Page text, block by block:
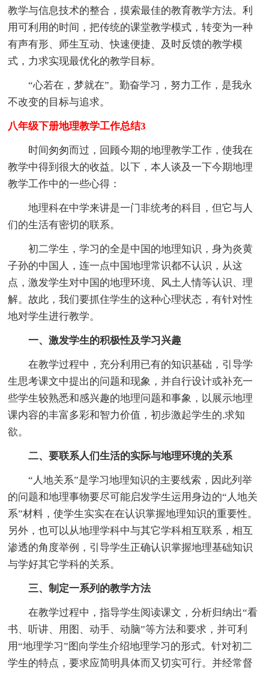
教学与信息技术的整合，摸索最佳的教育教学方法。利
用可利用的时间，把传统的课堂教学模式，转变为一种
有声有形、师生互动、快速便捷、及时反馈的教学模
式，力求实现最优化的教学目标。
“心若在，梦就在”。勤奋学习，努力工作，是我永
不改变的目标与追求。
八年级下册地理教学工作总结3
时间匆匆而过，回顾今期的地理教学工作，使我在
教学中得到很大的收益。以下，本人谈及一下今期地理
教学工作中的一些心得：
地理科在中学来讲是一门非统考的科目，但它与人
们的生活有密切的联系。
初二学生，学习的全是中国的地理知识，身为炎黄
子孙的中国人，连一点中国地理常识都不认识，从这
点，激发学生对中国的地理环境、风土人情等认识、理
解。故此，我们要抓住学生的这种心理状态，有针对性
地对学生进行教学。
一、激发学生的积极性及学习兴趣
在教学过程中，充分利用已有的知识基础，引导学
生思考课文中提出的问题和现象，并自行设计或补充一
些学生较熟悉和感兴趣的地理问题和事象，以展示地理
课内容的丰富多彩和智力价值，初步激起学生的.求知
欲。
二、要联系人们生活的实际与地理环境的关系
“人地关系”是学习地理知识的主要线索，因此列举
的问题和地理事物要尽可能启发学生运用身边的“人地关
系”材料，使学生实实在在认识掌握地理知识的重要性。
另外，也可以从地理学科中与其它学科相互联系，相互
渗透的角度举例，引导学生正确认识掌握地理基础知识
与学好其它学科的关系。
三、制定一系列的教学方法
在教学过程中，指导学生阅读课文，分析归纳出“看
书、听讲、用图、动手、动脑”等方法和要求，并可利
用“地理学习”图向学生介绍地理学习的形式。针对初二
学生的特点，要求应简明具体而又切实可行。并经常督